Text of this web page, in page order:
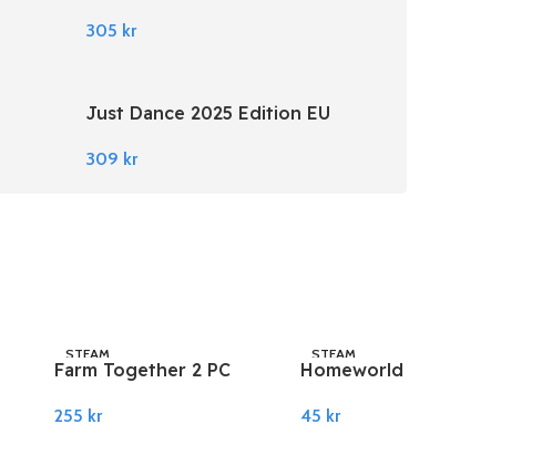
305 kr
Just Dance 2025 Edition EU
309 kr
STEAM
Farm Together 2 PC
255 kr
STEAM
Homeworld 3 PC Steam
45 kr